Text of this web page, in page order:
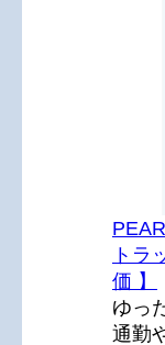
トラ
価 】
ゆっ
通勤